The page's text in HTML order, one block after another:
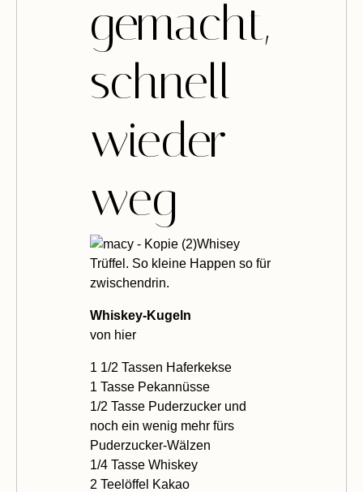
gemacht,
schnell
wieder
weg
Whisey
Trüffel. So kleine Happen so für
zwischendrin.
Whiskey-Kugeln
von hier
1 1/2 Tassen Haferkekse
1 Tasse Pekannüsse
1/2 Tasse Puderzucker und
noch ein wenig mehr fürs
Puderzucker-Wälzen
1/4 Tasse Whiskey
2 Teelöffel Kakao